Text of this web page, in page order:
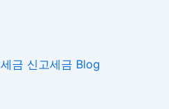
세금 신고세금 Blog